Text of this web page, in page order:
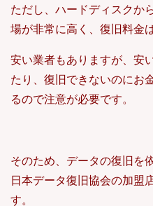
ただし、ハードディスクか
場が非常に高く、復旧料金
安い業者もありますが、安
たり、復旧できないのにお
るので注意が必要です。
そのため、データの復旧を
日本データ復旧協会の加盟
す。